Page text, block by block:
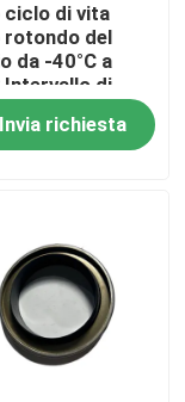
ciclo di vita
rotondo del
da -40°C a
Intervallo di
Resistenza
dell'olio sotto
Invia richiesta